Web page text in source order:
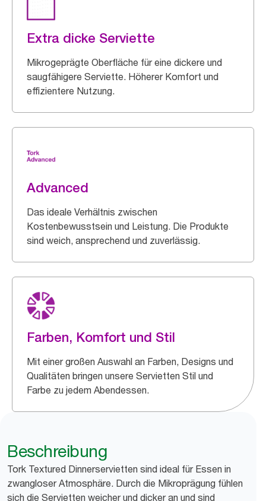
Extra dicke Serviette
Mikrogeprägte Oberfläche für eine dickere und
saugfähigere Serviette. Höherer Komfort und
effizientere Nutzung.
Advanced
Das ideale Verhältnis zwischen
Kostenbewusstsein und Leistung. Die Produkte
sind weich, ansprechend und zuverlässig.
Farben, Komfort und Stil
Mit einer großen Auswahl an Farben, Designs und
Qualitäten bringen unsere Servietten Stil und
Farbe zu jedem Abendessen.
Beschreibung
Tork Textured Dinnerservietten sind ideal für Essen in
zwangloser Atmosphäre. Durch die Mikroprägung fühlen
sich die Servietten weicher und dicker an und sind